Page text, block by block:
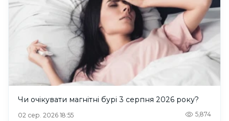
Чи очікувати магнітні бурі 3 серпня 2026 року?
02 сер. 2026 18:55 5,874